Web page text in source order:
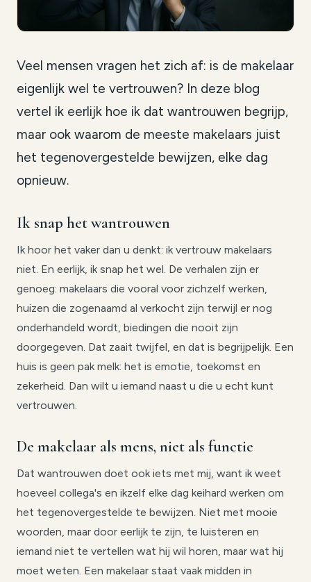
Veel mensen vragen het zich af: is de makelaar
eigenlijk wel te vertrouwen? In deze blog
vertel ik eerlijk hoe ik dat wantrouwen begrijp,
maar ook waarom de meeste makelaars juist
het tegenovergestelde bewijzen, elke dag
opnieuw.
Ik snap het wantrouwen
Ik hoor het vaker dan u denkt: ik vertrouw makelaars
niet. En eerlijk, ik snap het wel. De verhalen zijn er
genoeg: makelaars die vooral voor zichzelf werken,
huizen die zogenaamd al verkocht zijn terwijl er nog
onderhandeld wordt, biedingen die nooit zijn
doorgegeven. Dat zaait twijfel, en dat is begrijpelijk. Een
huis is geen pak melk: het is emotie, toekomst en
zekerheid. Dan wilt u iemand naast u die u echt kunt
vertrouwen.
De makelaar als mens, niet als functie
Dat wantrouwen doet ook iets met mij, want ik weet
hoeveel collega's en ikzelf elke dag keihard werken om
het tegenovergestelde te bewijzen. Niet met mooie
woorden, maar door eerlijk te zijn, te luisteren en
iemand niet te vertellen wat hij wil horen, maar wat hij
moet weten. Een makelaar staat vaak midden in